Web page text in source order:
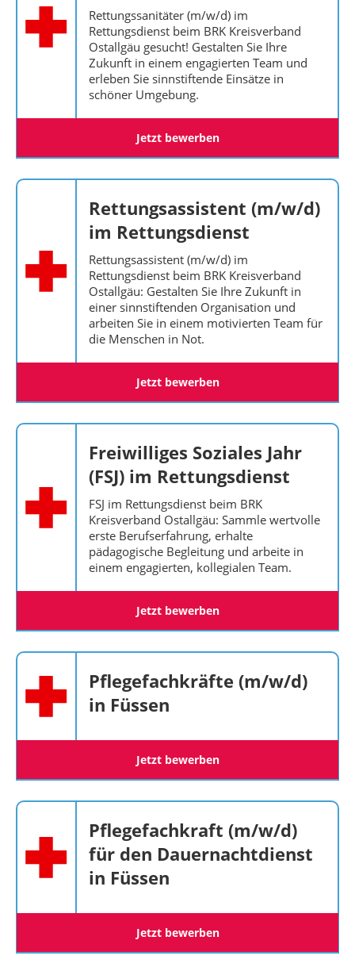
Rettungssanitäter (m/w/d) im
Rettungsdienst beim BRK Kreisverband
Ostallgäu gesucht! Gestalten Sie Ihre
Zukunft in einem engagierten Team und
erleben Sie sinnstiftende Einsätze in
schöner Umgebung.
Jetzt bewerben
Rettungsassistent (m/w/d)
im Rettungsdienst
Rettungsassistent (m/w/d) im
Rettungsdienst beim BRK Kreisverband
Ostallgäu: Gestalten Sie Ihre Zukunft in
einer sinnstiftenden Organisation und
arbeiten Sie in einem motivierten Team für
die Menschen in Not.
Jetzt bewerben
Freiwilliges Soziales Jahr
(FSJ) im Rettungsdienst
FSJ im Rettungsdienst beim BRK
Kreisverband Ostallgäu: Sammle wertvolle
erste Berufserfahrung, erhalte
pädagogische Begleitung und arbeite in
einem engagierten, kollegialen Team.
Jetzt bewerben
Pflegefachkräfte (m/w/d)
in Füssen
Jetzt bewerben
Pflegefachkraft (m/w/d)
für den Dauernachtdienst
in Füssen
Jetzt bewerben